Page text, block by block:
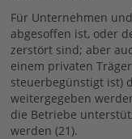
Für Unternehmen
abgesoffen ist, oder
zerstört sind; aber
einem privaten
steuerbegünstigt ist)
weitergegeben
die Betriebe
werden (21).